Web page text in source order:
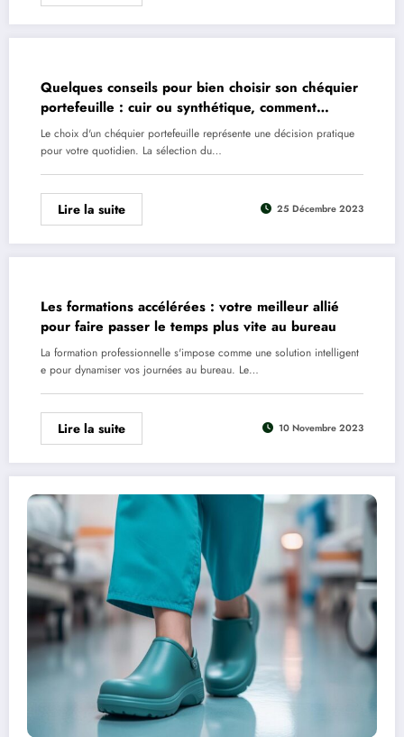
Quelques conseils pour bien choisir son chéquier
portefeuille : cuir ou synthétique, comment
décider ?
Le choix d'un chéquier portefeuille représente une décision pratique
pour votre quotidien. La sélection du…
Lire la suite 25 Décembre 2023
Les formations accélérées : votre meilleur allié
pour faire passer le temps plus vite au bureau
La formation professionnelle s'impose comme une solution intelligent
e pour dynamiser vos journées au bureau. Le…
Lire la suite 10 Novembre 2023